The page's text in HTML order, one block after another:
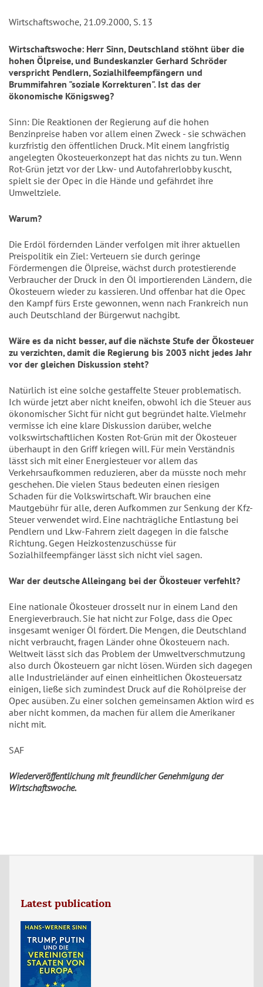
Wirtschaftswoche, 21.09.2000, S. 13
Wirtschaftswoche: Herr Sinn, Deutschland stöhnt über die
hohen Ölpreise, und Bundeskanzler Gerhard Schröder
verspricht Pendlern, Sozialhilfeempfängern und
Brummifahren "soziale Korrekturen". Ist das der
ökonomische Königsweg?
Sinn: Die Reaktionen der Regierung auf die hohen
Benzinpreise haben vor allem einen Zweck - sie schwächen
kurzfristig den öffentlichen Druck. Mit einem langfristig
angelegten Ökosteuerkonzept hat das nichts zu tun. Wenn
Rot-Grün jetzt vor der Lkw- und Autofahrerlobby kuscht,
spielt sie der Opec in die Hände und gefährdet ihre
Umweltziele.
Warum?
Die Erdöl fördernden Länder verfolgen mit ihrer aktuellen
Preispolitik ein Ziel: Verteuern sie durch geringe
Fördermengen die Ölpreise, wächst durch protestierende
Verbraucher der Druck in den Öl importierenden Ländern, die
Ökosteuern wieder zu kassieren. Und offenbar hat die Opec
den Kampf fürs Erste gewonnen, wenn nach Frankreich nun
auch Deutschland der Bürgerwut nachgibt.
Wäre es da nicht besser, auf die nächste Stufe der Ökosteuer
zu verzichten, damit die Regierung bis 2003 nicht jedes Jahr
vor der gleichen Diskussion steht?
Natürlich ist eine solche gestaffelte Steuer problematisch.
Ich würde jetzt aber nicht kneifen, obwohl ich die Steuer aus
ökonomischer Sicht für nicht gut begründet halte. Vielmehr
vermisse ich eine klare Diskussion darüber, welche
volkswirtschaftlichen Kosten Rot-Grün mit der Ökosteuer
überhaupt in den Griff kriegen will. Für mein Verständnis
lässt sich mit einer Energiesteuer vor allem das
Verkehrsaufkommen reduzieren, aber da müsste noch mehr
geschehen. Die vielen Staus bedeuten einen riesigen
Schaden für die Volkswirtschaft. Wir brauchen eine
Mautgebühr für alle, deren Aufkommen zur Senkung der Kfz-
Steuer verwendet wird. Eine nachträgliche Entlastung bei
Pendlern und Lkw-Fahrern zielt dagegen in die falsche
Richtung. Gegen Heizkostenzuschüsse für
Sozialhilfeempfänger lässt sich nicht viel sagen.
War der deutsche Alleingang bei der Ökosteuer verfehlt?
Eine nationale Ökosteuer drosselt nur in einem Land den
Energieverbrauch. Sie hat nicht zur Folge, dass die Opec
insgesamt weniger Öl fördert. Die Mengen, die Deutschland
nicht verbraucht, fragen Länder ohne Ökosteuern nach.
Weltweit lässt sich das Problem der Umweltverschmutzung
also durch Ökosteuern gar nicht lösen. Würden sich dagegen
alle Industrieländer auf einen einheitlichen Ökosteuersatz
einigen, ließe sich zumindest Druck auf die Rohölpreise der
Opec ausüben. Zu einer solchen gemeinsamen Aktion wird es
aber nicht kommen, da machen für allem die Amerikaner
nicht mit.
SAF
Wiederveröffentlichung mit freundlicher Genehmigung der
Wirtschaftswoche.
Latest publication